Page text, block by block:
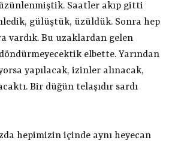
Saatler akıp gitti
gülüştük, üzüldük. Sonra hep
vardık. Bu uzaklardan gelen
elbette. Yarından
yapılacak, izinler alınacak,
Bir düğün telaşıdır sardı
hepimizin içinde aynı heyecan